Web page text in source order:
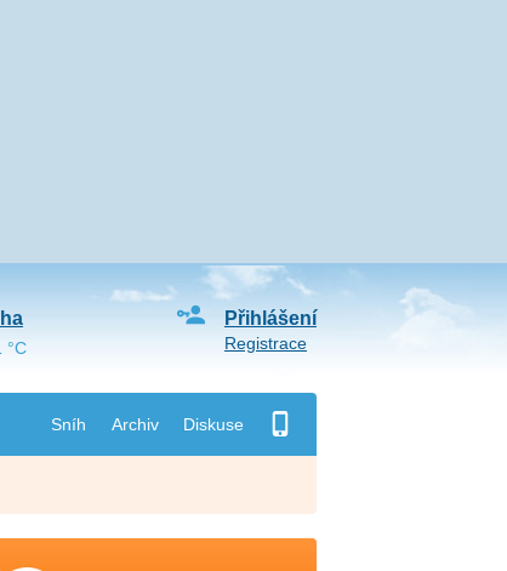
Sníh Archiv Diskuse
Přihlášení
Registrace
°C